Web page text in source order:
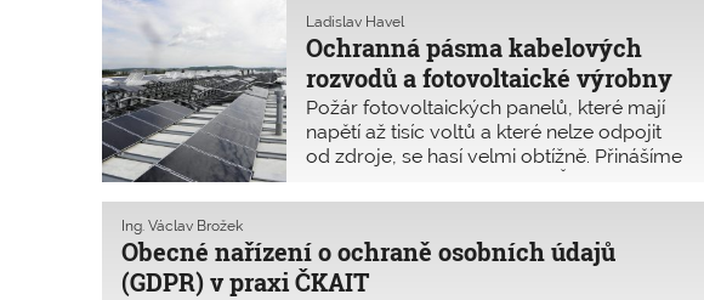
Ochranná pásma kabelových
rozvodů a fotovoltaické výrobny
Ladislav Havel
Požár fotovoltaických panelů, které mají
napětí až tisíc voltů a které nelze odpojit
od zdroje, se hasí velmi obtížně. Přinášíme
Obecné nařízení o ochraně osobních údajů
(GDPR) v praxi ČKAIT
Ing. Václav Brožek